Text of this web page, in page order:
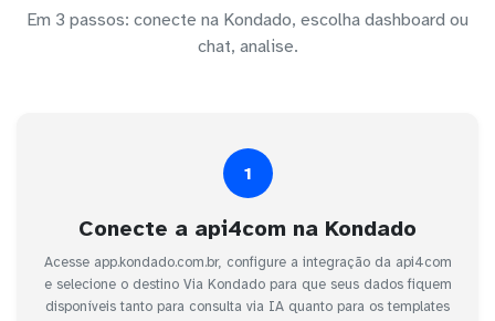
Em 3 passos: conecte na Kondado, escolha dashboard ou
chat, analise.
1
Conecte a api4com na Kondado
Acesse app.kondado.com.br, configure a integração da api4com
e selecione o destino Via Kondado para que seus dados fiquem
disponíveis tanto para consulta via IA quanto para os templates